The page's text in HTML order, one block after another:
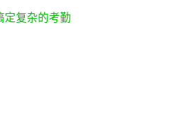
定复杂的考勤